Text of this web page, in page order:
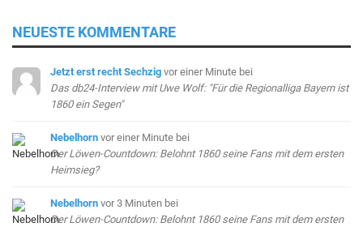
NEUESTE KOMMENTARE
Jetzt erst recht Sechzig vor einer Minute bei
Das db24-Interview mit Uwe Wolf: "Für die Regionalliga Bayern ist
1860 ein Segen"
Nebelhorn vor einer Minute bei
Der Löwen-Countdown: Belohnt 1860 seine Fans mit dem ersten
Heimsieg?
Nebelhorn vor 3 Minuten bei
Der Löwen-Countdown: Belohnt 1860 seine Fans mit dem ersten